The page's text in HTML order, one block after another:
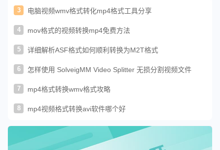
3 电脑视频wmv格式转化mp4格式工具分享
4 mov格式的视频转换mp4免费方法
5 详细解析ASF格式如何顺利转换为M2T格式
6 怎样使用 SolveigMM Video Splitter 无损分割视频文件
7 mp4格式转换wmv格式攻略
8 mp4视频格式转换avi软件哪个好